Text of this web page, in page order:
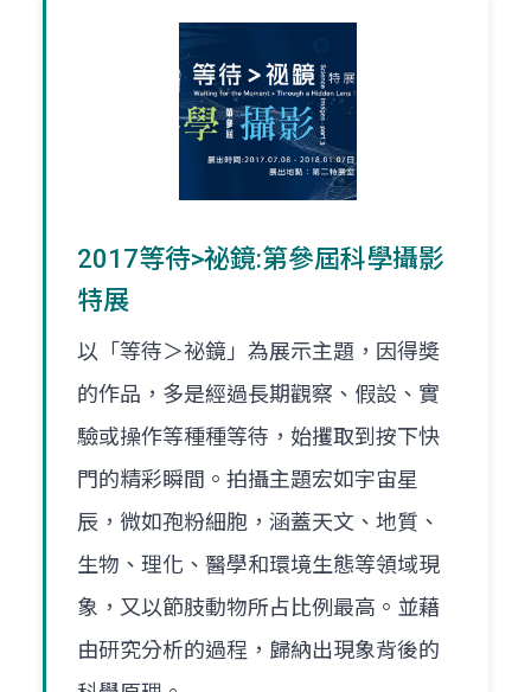
2017等待>祕鏡:第參屆科學攝影
特展
以「等待＞祕鏡」為展示主題，因得奬
的作品，多是經過長期觀察、假設、實
驗或操作等種種等待，始攫取到按下快
門的精彩瞬間。拍攝主題宏如宇宙星
辰，微如孢粉細胞，涵蓋天文、地質、
生物、理化、醫學和環境生態等領域現
象，又以節肢動物所占比例最高。並藉
由研究分析的過程，歸納出現象背後的